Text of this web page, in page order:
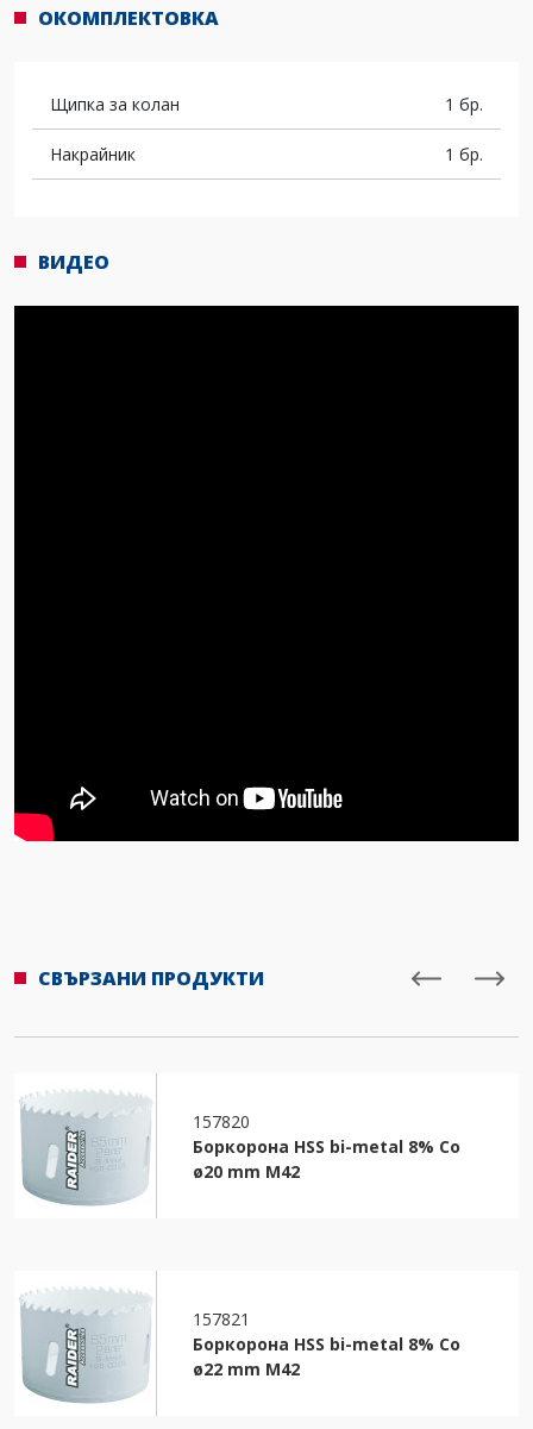
ОКОМПЛЕКТОВКА
Щипка за колан 1 бр.
Накрайник 1 бр.
ВИДЕО
СВЪРЗАНИ ПРОДУКТИ
157820
Боркорона HSS bi-metal 8% Co
ø20 mm M42
157821
Боркорона HSS bi-metal 8% Co
ø22 mm M42